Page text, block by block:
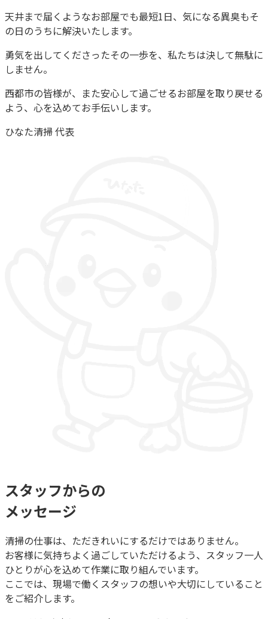
天井まで届くようなお部屋でも最短1日、気になる異臭もそ
の日のうちに解決いたします。
勇気を出してくださったその一歩を、私たちは決して無駄に
しません。
西都市の皆様が、また安心して過ごせるお部屋を取り戻せる
よう、心を込めてお手伝いします。
ひなた清掃 代表
スタッフからの
メッセージ
清掃の仕事は、ただきれいにするだけではありません。
お客様に気持ちよく過ごしていただけるよう、スタッフ一人
ひとりが心を込めて作業に取り組んでいます。
ここでは、現場で働くスタッフの想いや大切にしていること
をご紹介します。